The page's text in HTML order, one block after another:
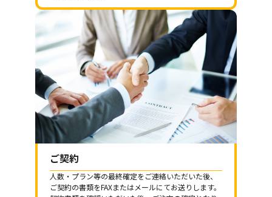
ご契約
人数・プラン等の最終確定をご連絡いただいた後、
ご契約の書類をFAXまたはメールにてお送りします。